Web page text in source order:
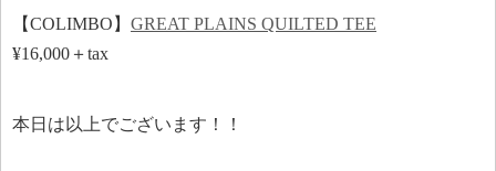
【COLIMBO】 GREAT PLAINS QUILTED TEE
¥16,000＋tax
本日は以上でございます！！